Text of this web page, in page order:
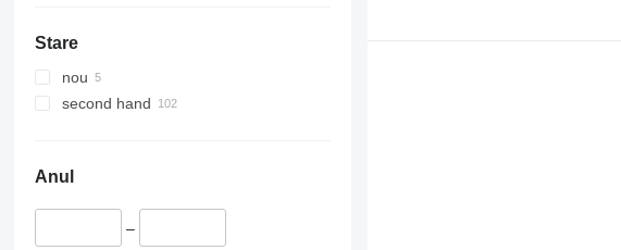
Stare
nou
second hand
Anul
–